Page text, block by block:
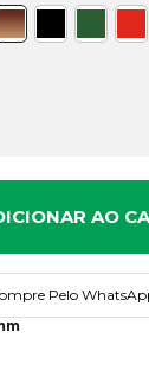
AO
Pelo